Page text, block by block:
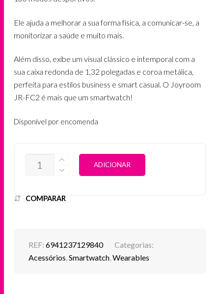
Ele ajuda a melhorar a sua forma física, a comunicar-se, a
monitorizar a saúde e muito mais.
Além disso, exibe um visual clássico e intemporal com a
sua caixa redonda de 1,32 polegadas e coroa metálica,
perfeita para estilos business e smart casual. O Joyroom
JR-FC2 é mais que um smartwatch!
Disponível por encomenda
QUANTIDADE
FC2
ADICIONAR
COMPARAR
REF:6941237129840
Categorias:
Acessórios ,Smartwatch ,Wearables